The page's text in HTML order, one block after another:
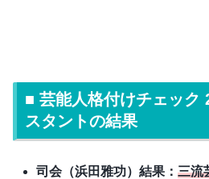
■ 芸能人格付けチェック
スタントの結果
司会（浜田雅功）結果：三流